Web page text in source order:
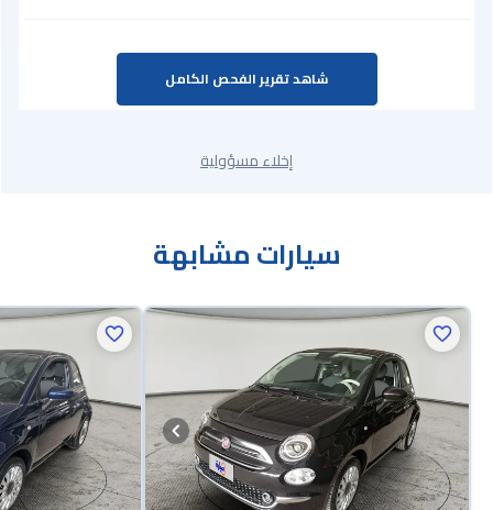
شاهد تقرير الفحص الكامل
إخلاء مسؤولية
سيارات مشابهة